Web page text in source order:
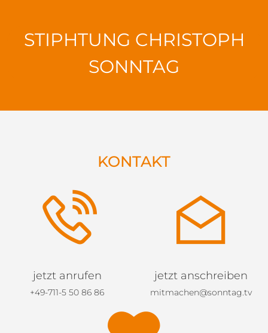
STIPHTUNG CHRISTOPH
SONNTAG
KONTAKT
jetzt anrufen
+49-711-5 50 86 86
jetzt anschreiben
mitmachen@sonntag.tv